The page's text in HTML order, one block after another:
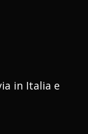
in Italia e